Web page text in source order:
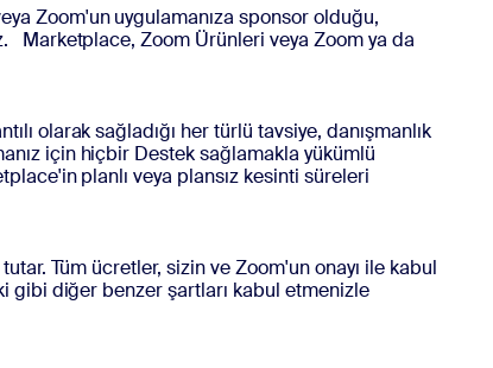
Zoom'un uygulamanıza sponsor olduğu,
Marketplace, Zoom Ürünleri veya Zoom ya da
olarak sağladığı her türlü tavsiye, danışmanlık
için hiçbir Destek sağlamakla yükümlü
planlı veya plansız kesinti süreleri
Tüm ücretler, sizin ve Zoom'un onayı ile kabul
gibi diğer benzer şartları kabul etmenizle